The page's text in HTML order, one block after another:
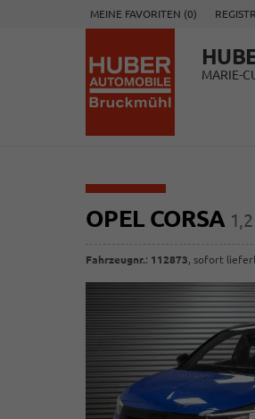
MEINE FAVORITEN (0)
MARIE-
OPEL CORSA
Fahrzeugnr.: 112873, sofort